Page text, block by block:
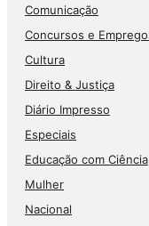
Comunicação
Concursos e
Cultura
Direito & Justiça
Diário Impresso
Especiais
Educação com Ciência
Mulher
Nacional